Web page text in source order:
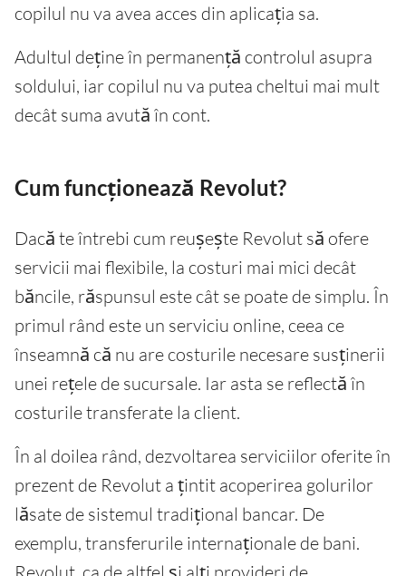
copilul nu va avea acces din aplicația sa.
Adultul deține în permanență controlul asupra
soldului, iar copilul nu va putea cheltui mai mult
decât suma avută în cont.
Cum funcționează Revolut?
Dacă te întrebi cum reușește Revolut să ofere
servicii mai flexibile, la costuri mai mici decât
băncile, răspunsul este cât se poate de simplu. În
primul rând este un serviciu online, ceea ce
înseamnă că nu are costurile necesare susținerii
unei rețele de sucursale. Iar asta se reflectă în
costurile transferate la client.
În al doilea rând, dezvoltarea serviciilor oferite în
prezent de Revolut a țintit acoperirea golurilor
lăsate de sistemul tradițional bancar. De
exemplu, transferurile internaționale de bani.